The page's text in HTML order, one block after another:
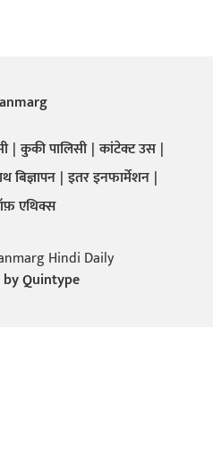
कुकी पालिसी कांटेक्ट उस
बिज्ञापन इतर इनफार्मेशन
एथिक्स
Hindi Daily
Quintype